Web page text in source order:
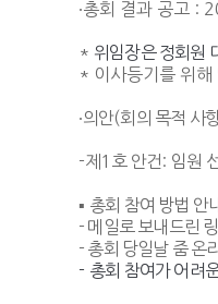
∙총회 결과 공고 :
* 위임장은 정회원
* 이사등기를 위해
∙의안(회의 목적 사
-제 1 호 안건: 임원
▪ 총회 참여 방법 안
- 메일로 보내드린
- 총회 당일날 줌 온
- 총회 참여가 어려